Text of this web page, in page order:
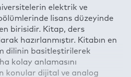
Linkedin
Whatsapp
Telegram
E-mail
elektrik ve
lisans düzeyinde
birisidir. Kitap, ders
hazırlanmıştır. Kitabın en
dilinin basitleştirilerek
kolay anlamasını
konular dijital ve analog